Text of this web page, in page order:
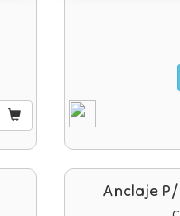
Anclaje